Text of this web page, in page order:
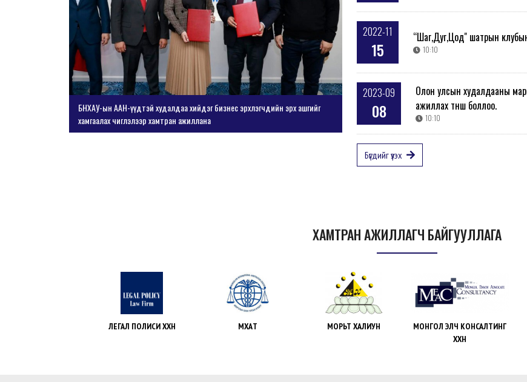
Дэлхийн худалдаа, хөрөнгө оруулалтыг дэмжих хуулийн хэлэлцүүлэг болно
“Шаг,Дуг,Цод" шатрын клубын 5 жилийн ойн
тэтгэлээ.
2022-11
15
“Шаг,Дуг,Цод" шатрын
10:10
2023-09
08
Олон улсын худалдааны
ажиллах түнш боллоо.
10:10
Бүгдийг үзэх
ХАМТРАН АЖИЛЛАГЧ БАЙГУУЛЛАГА
МҮХАҮТ МОРЬТ ХАЛИУН
МОНГОЛ ЭЛЧ КОНСАЛТИНГ
АМЖИЛТЫН ЭХЛЭЛ